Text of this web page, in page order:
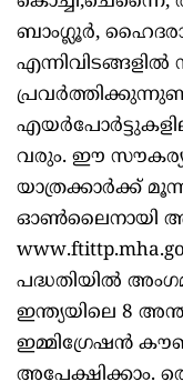
ബാംഗ്ലൂർ,
വരും. ഈ
യാത്രക്കാർക്ക്
ഓൺലൈനായി
പദ്ധതിയിൽ
ഇന്ത്യയിലെ 8
ഇമ്മിഗ്രേഷൻ
അപേക്ഷിക്കാം.